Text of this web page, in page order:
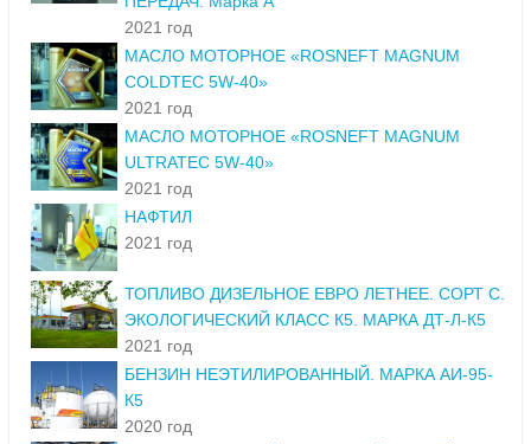
2021 год
МАСЛО МОТОРНОЕ «ROSNEFT MAGNUM
COLDTEC 5W-40»
2021 год
МАСЛО МОТОРНОЕ «ROSNEFT MAGNUM
ULTRATEC 5W-40»
2021 год
НАФТИЛ
2021 год
ТОПЛИВО ДИЗЕЛЬНОЕ ЕВРО ЛЕТНЕЕ. СОРТ С.
ЭКОЛОГИЧЕСКИЙ КЛАСС К5. МАРКА ДТ-Л-К5
2021 год
БЕНЗИН НЕЭТИЛИРОВАННЫЙ. МАРКА АИ-95-
К5
2020 год